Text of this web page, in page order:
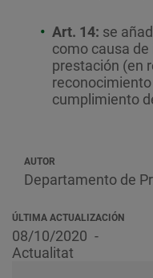
Art. 14: se
como causa
prestación (en
cumplimiento
AUTOR
Departamento de
ÚLTIMA ACTUALIZACIÓN
08/10/2020
Actualitat